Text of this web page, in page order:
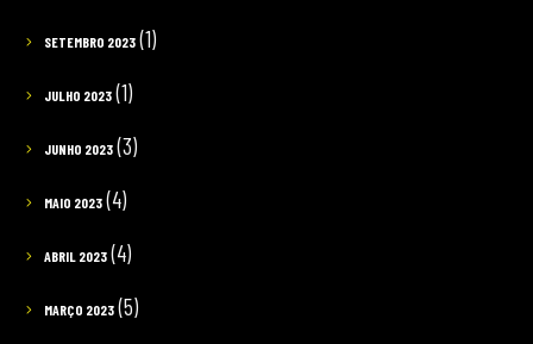
SETEMBRO 2023(1)
JULHO 2023(1)
JUNHO 2023(3)
MAIO 2023(4)
ABRIL 2023(4)
MARÇO 2023(5)